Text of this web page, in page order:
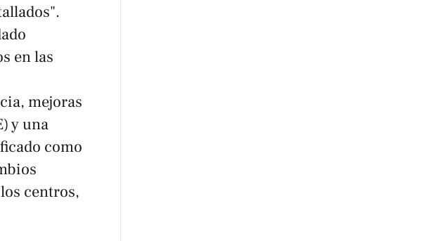
en las
mejoras
y una
como
centros,